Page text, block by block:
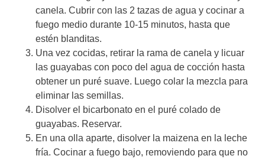
canela. Cubrir con las 2 tazas de agua y cocinar a
fuego medio durante 10-15 minutos, hasta que
estén blanditas.
Una vez cocidas, retirar la rama de canela y licuar
las guayabas con poco del agua de cocción hasta
obtener un puré suave. Luego colar la mezcla para
eliminar las semillas.
Disolver el bicarbonato en el puré colado de
guayabas. Reservar.
En una olla aparte, disolver la maizena en la leche
fría. Cocinar a fuego bajo, removiendo para que no